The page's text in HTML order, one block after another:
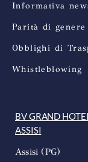
Informativa
Parità di genere
Obblighi di
Whistleblowing
BV GRAND
ASSISI
Assisi (PG)